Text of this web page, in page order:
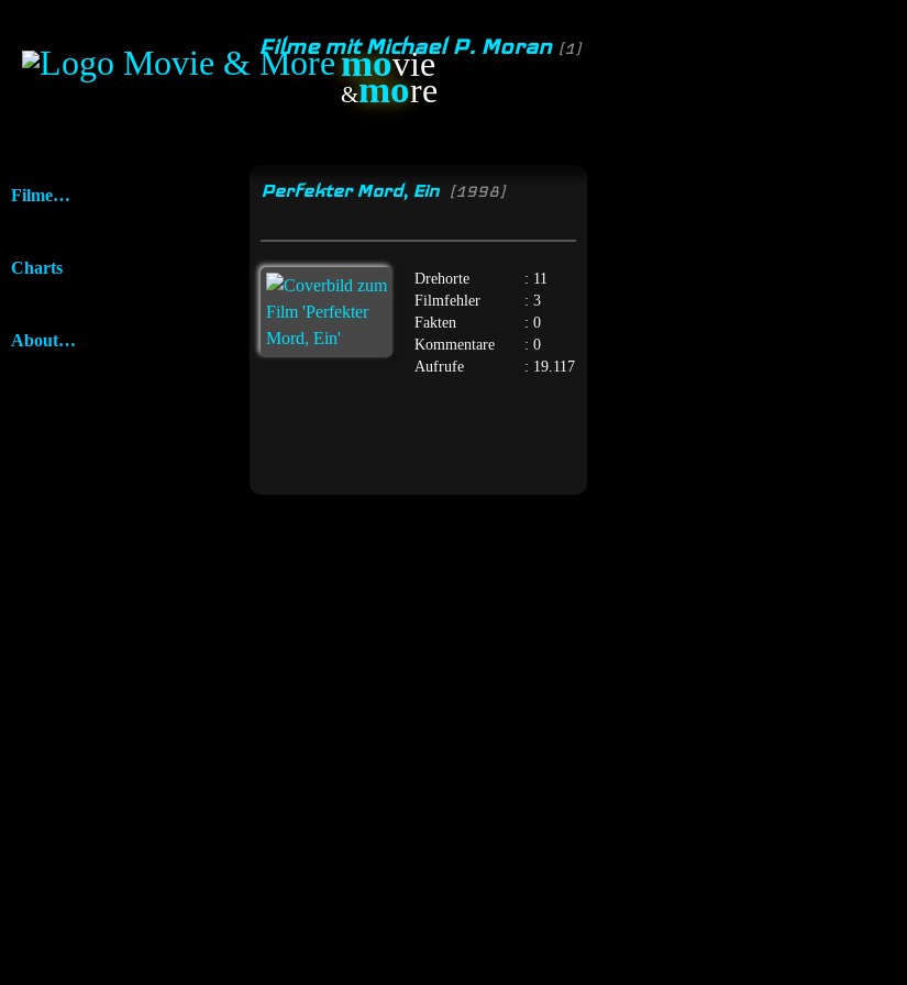
movie
&more
Filme mit Michael P. Moran (1)
Filme…
Charts
About…
Perfekter Mord, Ein [1998]
Drehorte
: 11
Filmfehler
: 3
Fakten
: 0
Kommentare
: 0
Aufrufe
: 19.117